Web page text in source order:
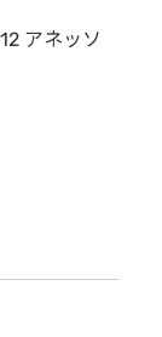
アネッソ